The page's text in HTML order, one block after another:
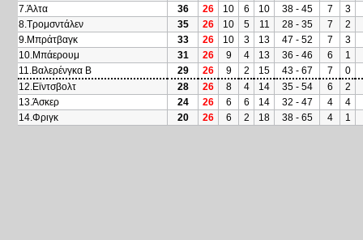
7.Άλτα
36 26 10 6 10 38 - 45 7 3
8.Τρομσντάλεν
35 26 10 5 11 28 - 35 7 2
9.Μπράτβαγκ
33 26 10 3 13 47 - 52 7 3
10.Μπάερουμ
31 26 9 4 13 36 - 46 6 1
11.Βαλερένγκα Β
29 26 9 2 15 43 - 67 7 0
12.Εϊντσβολτ
28 26 8 4 14 35 - 54 6 2
13.Άσκερ
24 26 6 6 14 32 - 47 4 4
14.Φριγκ
20 26 6 2 18 38 - 65 4 1